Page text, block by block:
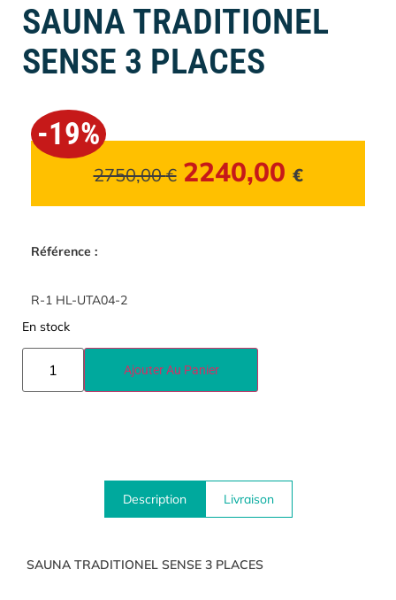
SAUNA TRADITIONEL
SENSE 3 PLACES
-19%
2750,00€ 2240,00 €
Référence :
R-1 HL-UTA04-2
En stock
Ajouter Au Panier
Description Livraison
SAUNA TRADITIONEL SENSE 3 PLACES